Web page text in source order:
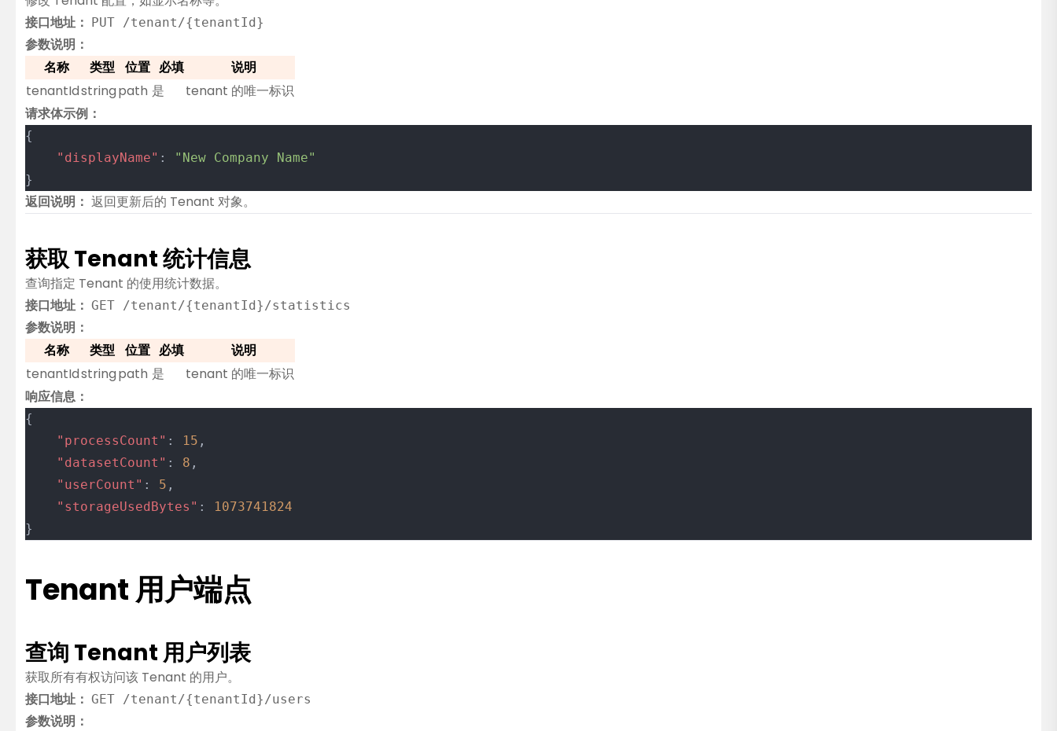
接口地址： PUT /tenant/{tenantId}
参数说明：
名称
类型 位置 必填
说明
tenantIdstringpath 是
tenant 的唯一标识
请求体示例：
{
	"displayName"
:
"New Company Name"
}
返回说明： 返回更新后的 Tenant 对象。
获取 Tenant 统计信息
查询指定 Tenant 的使用统计数据。
接口地址： GET /tenant/{tenantId}/statistics
参数说明：
名称
类型 位置 必填
说明
tenantIdstringpath 是
tenant 的唯一标识
响应信息：
{
	"processCount"
: 15 ,
	"datasetCount"
: 8 ,
	"userCount"
: 5 ,
	"storageUsedBytes"
:
1073741824
}
Tenant 用户端点
查询 Tenant 用户列表
获取所有有权访问该 Tenant 的用户。
接口地址： GET /tenant/{tenantId}/users
参数说明：